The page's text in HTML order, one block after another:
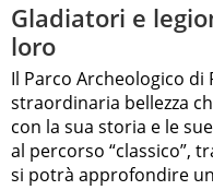
Gladiatori e
loro
Il Parco Archeologico
straordinaria bellezza
con la sua storia e le
al percorso “classico”,
si potrà approfondire